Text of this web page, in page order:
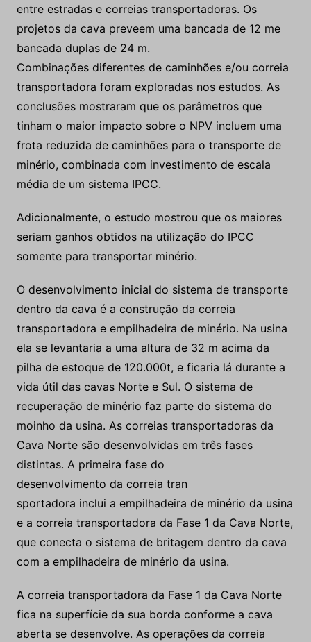
entre estradas e correias transportadoras. Os
projetos da cava preveem uma bancada de 12 me
bancada duplas de 24 m.
Combinações diferentes de caminhões e/ou correia
transportadora foram exploradas nos estudos. As
conclusões mostraram que os parâmetros que
tinham o maior impacto sobre o NPV incluem uma
frota reduzida de caminhões para o transporte de
minério, combinada com investimento de escala
média de um sistema IPCC.
Adicionalmente, o estudo mostrou que os maiores
seriam ganhos obtidos na utilização do IPCC
somente para transportar minério.
O desenvolvimento inicial do sistema de transporte
dentro da cava é a construção da correia
transportadora e empilhadeira de minério. Na usina
ela se levantaria a uma altura de 32 m acima da
pilha de estoque de 120.000t, e ficaria lá durante a
vida útil das cavas Norte e Sul. O sistema de
recuperação de minério faz parte do sistema do
moinho da usina. As correias transportadoras da
Cava Norte são desenvolvidas em três fases
distintas. A primeira fase do
desenvolvimento da correia tran
sportadora inclui a empilhadeira de minério da usina
e a correia transportadora da Fase 1 da Cava Norte,
que conecta o sistema de britagem dentro da cava
com a empilhadeira de minério da usina.
A correia transportadora da Fase 1 da Cava Norte
fica na superfície da sua borda conforme a cava
aberta se desenvolve. As operações da correia